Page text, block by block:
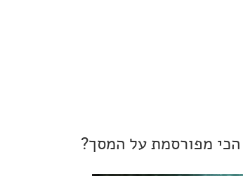
מפורסמת על המסך?